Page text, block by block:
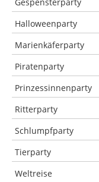
Halloweenparty
Marienkäferparty
Piratenparty
Prinzessinnenparty
Ritterparty
Schlumpfparty
Tierparty
Weltreise